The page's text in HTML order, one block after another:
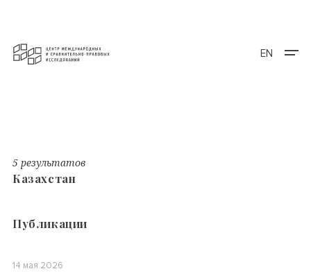
EN
5 результатов
Казахстан
Публикации
14 мая 2026